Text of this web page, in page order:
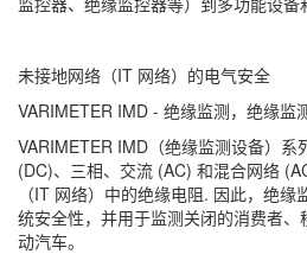
未接地网络（IT 网络）的电气安全
VARIMETER IMD - 绝缘监测，绝缘监
VARIMETER IMD（绝缘监测设备）
(DC)、三相、交流 (AC) 和混合网络
（IT 网络）中的绝缘电阻. 因此，绝
统安全性，并用于监测关闭的消费者
动汽车。